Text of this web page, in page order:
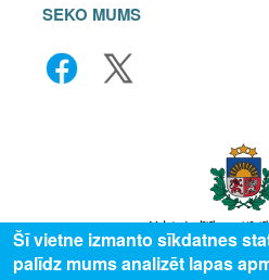
SEKO MUMS
Šī vietne izmanto sīkdatnes
palīdz mums analizēt lapas